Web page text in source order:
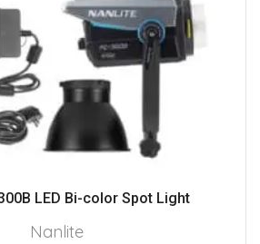
LED Bi-color Spot Light
Nanlite